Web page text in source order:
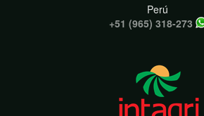
Perú
+51 (965) 318-273